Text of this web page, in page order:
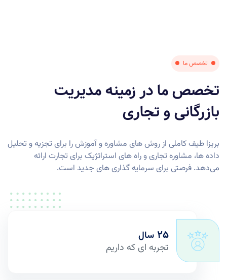
تخصص ما
تخصص ما در زمینه مدیریت
بازرگانی و تجاری
بریزا طیف کاملی از روش های مشاوره و آموزش را برای تجزیه و تحلیل
داده ها، مشاوره تجاری و راه های استراتژیک برای تجارت ارائه
می‌دهد. فرصتی برای سرمایه گذاری های جدید است.
25 سال
تجربه ای که داریم